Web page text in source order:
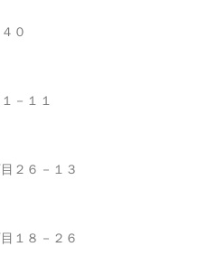
０
－１１
２６－１３
１８－２６